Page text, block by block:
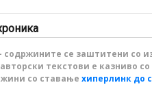
- содржините се заштитени со
текстови е казниво
со ставање хиперлинк до